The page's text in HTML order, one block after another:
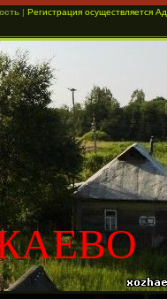
| Регистрация осуществляется